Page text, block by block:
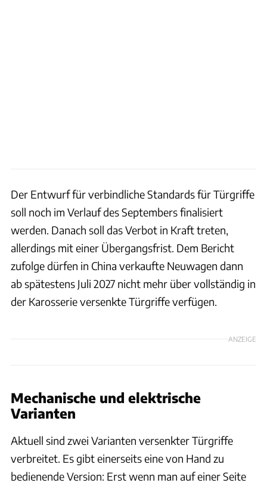
Der Entwurf für verbindliche Standards für Türgriffe
soll noch im Verlauf des Septembers finalisiert
werden. Danach soll das Verbot in Kraft treten,
allerdings mit einer Übergangsfrist. Dem Bericht
zufolge dürfen in China verkaufte Neuwagen dann
ab spätestens Juli 2027 nicht mehr über vollständig in
der Karosserie versenkte Türgriffe verfügen.
ANZEIGE
Mechanische und elektrische
Varianten
Aktuell sind zwei Varianten versenkter Türgriffe
verbreitet. Es gibt einerseits eine von Hand zu
bedienende Version: Erst wenn man auf einer Seite